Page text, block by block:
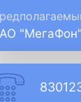
"МегаФон"